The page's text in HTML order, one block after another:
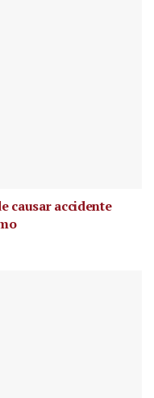
causar accidente